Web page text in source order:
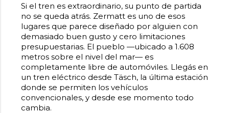
Si el tren es extraordinario, su punto de partida
no se queda atrás. Zermatt es uno de esos
lugares que parece diseñado por alguien con
demasiado buen gusto y cero limitaciones
presupuestarias. El pueblo —ubicado a 1.608
metros sobre el nivel del mar— es
completamente libre de automóviles. Llegás en
un tren eléctrico desde Täsch, la última estación
donde se permiten los vehículos
convencionales, y desde ese momento todo
cambia.